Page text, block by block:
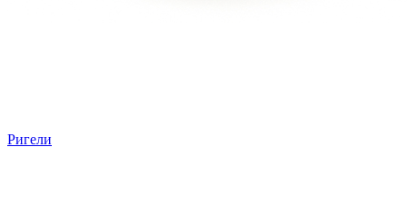
Ригели